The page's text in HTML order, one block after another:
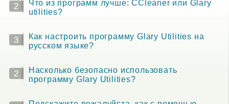
2
Что из программ лучше: CCleaner или Glary
utilities?
3
Как настроить программу Glary Utilities на
русском языке?
2
Насколько безопасно использовать
программу Glary Utilities?